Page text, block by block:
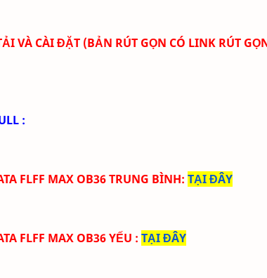
VÀ CÀI ĐẶT (BẢN RÚT GỌN CÓ LINK RÚT
:
FLFF MAX OB36TRUNG BÌNH: TẠI ĐÂY
FLFF MAX OB36YẾU : TẠI ĐÂY